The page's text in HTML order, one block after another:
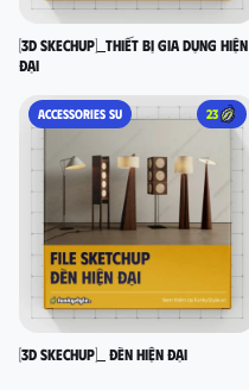
[3D SKECHUP]_Thiết bị gia dụng hiện
đại
ACCESSORIES SU 23
[3D SKECHUP]_ Đèn hiện đại